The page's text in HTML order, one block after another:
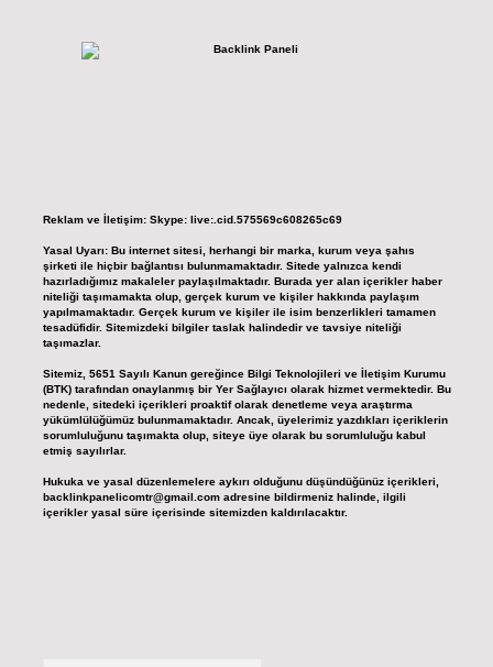
Reklam ve İletişim: Skype: live:.cid.575569c608265c69
Yasal Uyarı: Bu internet sitesi, herhangi bir marka, kurum veya şahıs
şirketi ile hiçbir bağlantısı bulunmamaktadır. Sitede yalnızca kendi
hazırladığımız makaleler paylaşılmaktadır. Burada yer alan içerikler haber
niteliği taşımamakta olup, gerçek kurum ve kişiler hakkında paylaşım
yapılmamaktadır. Gerçek kurum ve kişiler ile isim benzerlikleri tamamen
tesadüfidir. Sitemizdeki bilgiler taslak halindedir ve tavsiye niteliği
taşımazlar.
Sitemiz, 5651 Sayılı Kanun gereğince Bilgi Teknolojileri ve İletişim Kurumu
(BTK) tarafından onaylanmış bir Yer Sağlayıcı olarak hizmet vermektedir. Bu
nedenle, sitedeki içerikleri proaktif olarak denetleme veya araştırma
yükümlülüğümüz bulunmamaktadır. Ancak, üyelerimiz yazdıkları içeriklerin
sorumluluğunu taşımakta olup, siteye üye olarak bu sorumluluğu kabul
etmiş sayılırlar.
Hukuka ve yasal düzenlemelere aykırı olduğunu düşündüğünüz içerikleri,
backlinkpanelicomtr@gmail.comadresine bildirmeniz halinde, ilgili
içerikler yasal süre içerisinde sitemizden kaldırılacaktır.